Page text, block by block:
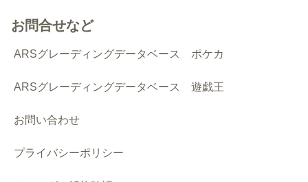
お問合せなど
ARSグレーディングデータベース ポケカ
ARSグレーディングデータベース 遊戯王
お問い合わせ
プライバシーポリシー